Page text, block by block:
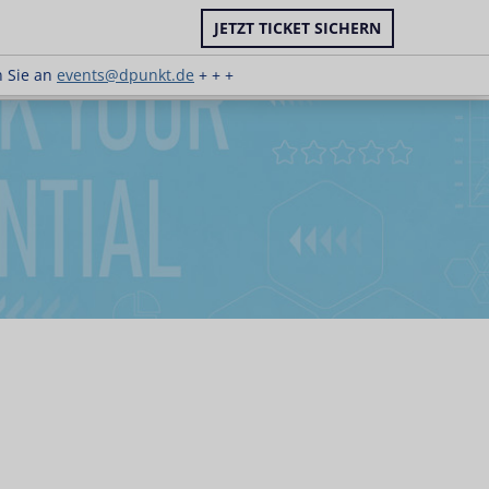
JETZT TICKET SICHERN
Sie an events@dpunkt.de + + +
Sie anevents@dpunkt.de